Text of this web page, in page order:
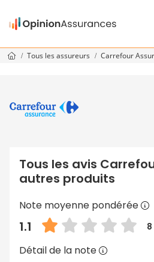
Tous les assureurs Carrefour
Tous les avis
autres produits
Note moyenne pondérée
1.1
Détail de la note